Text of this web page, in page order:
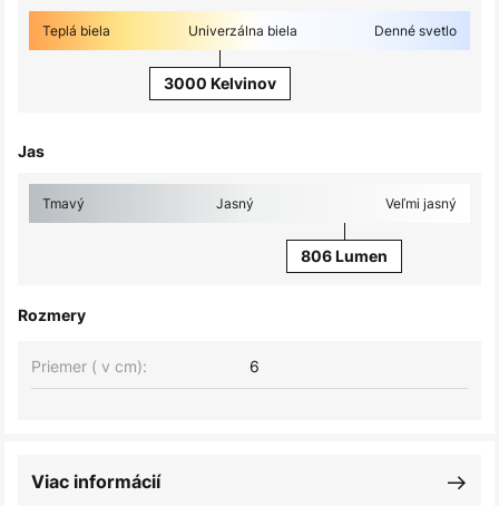
Teplá biela Univerzálna biela Denné svetlo
3000 Kelvinov
Jas
Tmavý Jasný Veľmi jasný
806 Lumen
Rozmery
Priemer ( v cm): 6
Viac informácií